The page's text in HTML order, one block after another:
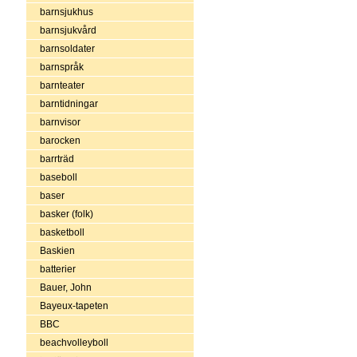
barnsjukhus
barnsjukvård
barnsoldater
barnspråk
barnteater
barntidningar
barnvisor
barocken
barrträd
baseboll
baser
basker (folk)
basketboll
Baskien
batterier
Bauer, John
Bayeux-tapeten
BBC
beachvolleyboll